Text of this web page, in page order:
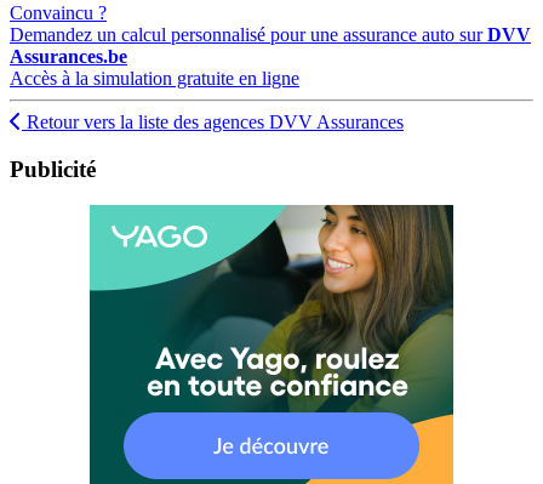
Convaincu ?
Demandez un calcul personnalisé pour une assurance auto surDVV
Assurances.be
Accès à la simulation gratuite en ligne
Retour vers la liste des agences DVV Assurances
Publicité